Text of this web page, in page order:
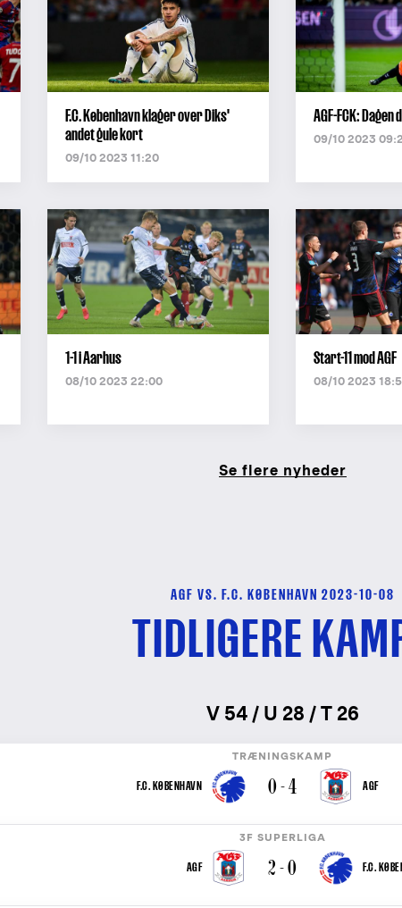
F.C. København klager over Diks'
andet gule kort
09/10 2023 11:20
AGF-FCK: Dagen
09/10 2023
1-1 i Aarhus
08/10 2023 22:00
Start-11 mod AGF
08/10 2023
Se flere nyheder
AGF VS. F.C. KØBENHAVN 2023-10-08
TIDLIGERE
V 54 / U 28 / T 26
TRÆNINGSKAMP
F.C. KØBENHAVN 0 - 4 AGF
3F SUPERLIGA
AGF 2 - 0 F.C.